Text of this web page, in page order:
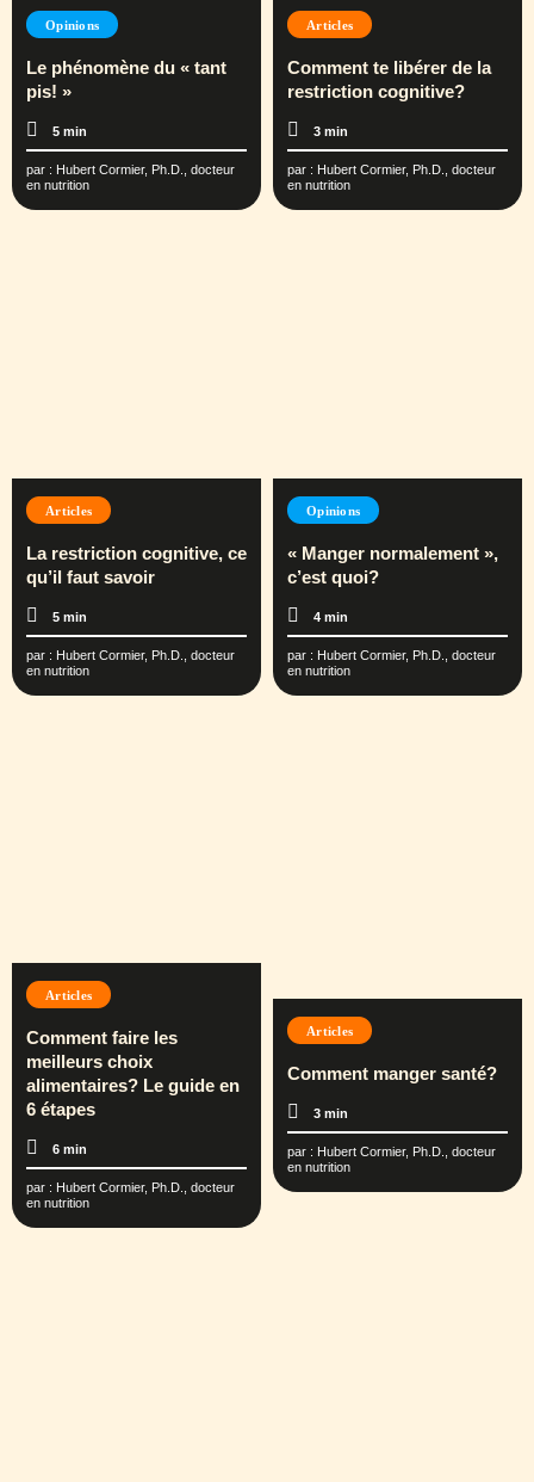
Opinions
Le phénomène du « tant
pis! »
5 min
par : Hubert Cormier, Ph.D., docteur
en nutrition
Articles
Comment te libérer de la
restriction cognitive?
3 min
par : Hubert Cormier, Ph.D., docteur
en nutrition
Articles
La restriction cognitive, ce
qu’il faut savoir
5 min
par : Hubert Cormier, Ph.D., docteur
en nutrition
Opinions
« Manger normalement »,
c’est quoi?
4 min
par : Hubert Cormier, Ph.D., docteur
en nutrition
Articles
Comment faire les
meilleurs choix
alimentaires? Le guide en
6 étapes
6 min
par : Hubert Cormier, Ph.D., docteur
en nutrition
Articles
Comment manger santé?
3 min
par : Hubert Cormier, Ph.D., docteur
en nutrition